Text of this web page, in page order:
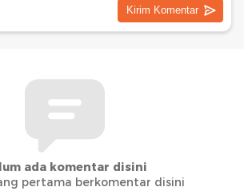
ada komentar disini
pertama berkomentar disini